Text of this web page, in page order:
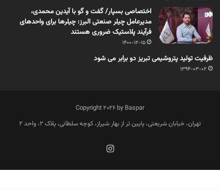
اختصاصی بسپار/ گفت و گو با آیدین محمدی،
مدیرعامل چیلر صنعتی البرز: چیلرها برای واحدهای
فرآیند پلاستیک ضروری هستند
1400-12-15
ظرفیت تولید پتروشیمی تبریز دو برابر می شود
1394-03-02
Copyright 2026 by Baspar
تهران، خیابان شریعتی، پایین تر از بهار شیراز، کوچه سلطانی، پلاک 2، واحد 2